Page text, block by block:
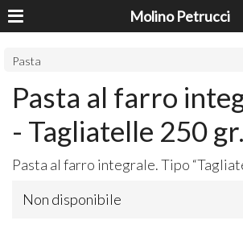
Molino Petrucci
Pasta
Pasta al farro
- Tagliatelle 250 gr.
Pasta al farro integrale. Tipo
Non disponibile